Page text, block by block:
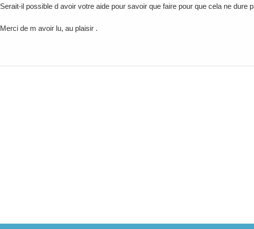
Serait-il possible d avoir votre aide pour savoir que faire pour que cela ne dure
Merci de m avoir lu, au plaisir .